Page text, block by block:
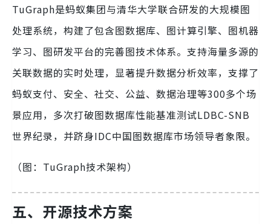
TuGraph是蚂蚁集团与清华大学联合研发的大规模图
处理系统，构建了包含图数据库、图计算引擎、图机器
学习、图研发平台的完善图技术体系。支持海量多源的
关联数据的实时处理，显著提升数据分析效率，支撑了
蚂蚁支付、安全、社交、公益、数据治理等300多个场
景应用，多次打破图数据库性能基准测试LDBC-SNB
世界纪录，并跻身IDC中国图数据库市场领导者象限。
（图：TuGraph技术架构）
五、开源技术方案